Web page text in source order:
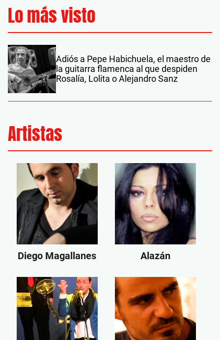
Lo más visto
Adiós a Pepe Habichuela, el maestro de
la guitarra flamenca al que despiden
Rosalía, Lolita o Alejandro Sanz
Artistas
Diego Magallanes Alazán